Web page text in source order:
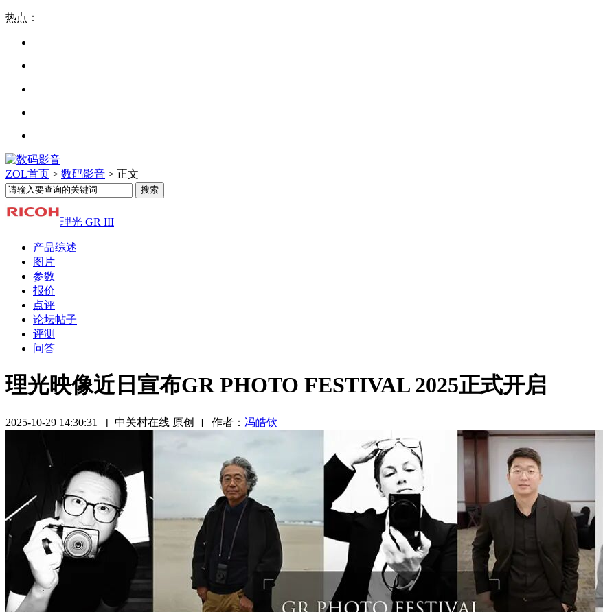
热点：
ZOL首页 > 数码影音 > 正文
理光 GR III
产品综述
图片
参数
报价
点评
论坛帖子
评测
问答
理光映像近日宣布GR PHOTO FESTIVAL 2025正式开启
2025-10-29 14:30:31 [ 中关村在线 原创 ] 作者： 冯皓钦